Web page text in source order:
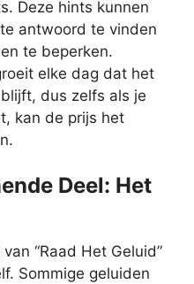
Deze hints kunnen
antwoord te vinden
te beperken.
elke dag dat het
dus zelfs als je
kan de prijs het
Deel: Het
“Raad Het Geluid”
Sommige geluiden